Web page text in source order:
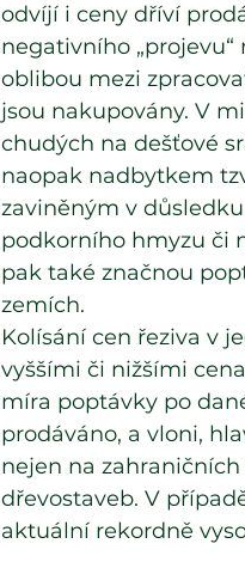
odvíjí i ceny dříví
negativního
oblibou mezi
jsou nakupovány. V
chudých na dešťové
naopak nadbytkem
zaviněným v
podkorního hmyzu či
pak také značnou
zemích.
Kolísání cen řeziva v
vyššími či nižšími
míra poptávky po
prodáváno, a vloni,
nejen na
dřevostaveb. V
aktuální rekordně